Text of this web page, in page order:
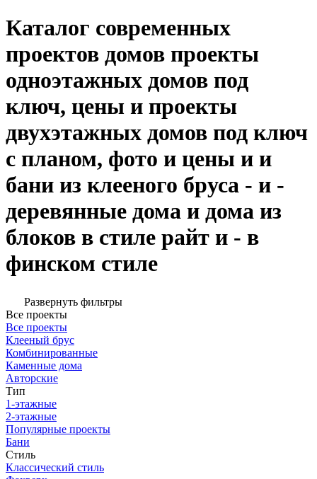
Каталог современных
проектов домов проекты
одноэтажных домов под
ключ, цены и проекты
двухэтажных домов под ключ
с планом, фото и цены и и
бани из клееного бруса - и -
деревянные дома и дома из
блоков в стиле райт и - в
финском стиле
Развернуть фильтры
Все проекты
Все проекты
Клееный брус
Комбинированные
Каменные дома
Авторские
Тип
1-этажные
2-этажные
Популярные проекты
Бани
Стиль
Классический стиль